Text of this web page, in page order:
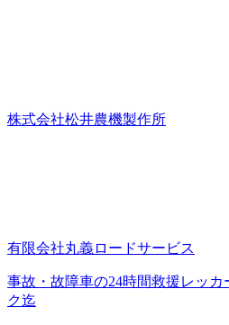
株式会社松井農機製作所
有限会社丸義ロードサービス
事故・故障車の24時間救援レッ
ク迄